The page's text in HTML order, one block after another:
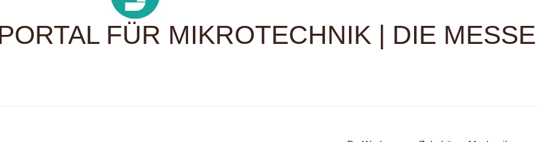
FÜR MIKROTECHNIK | DIE MESSE